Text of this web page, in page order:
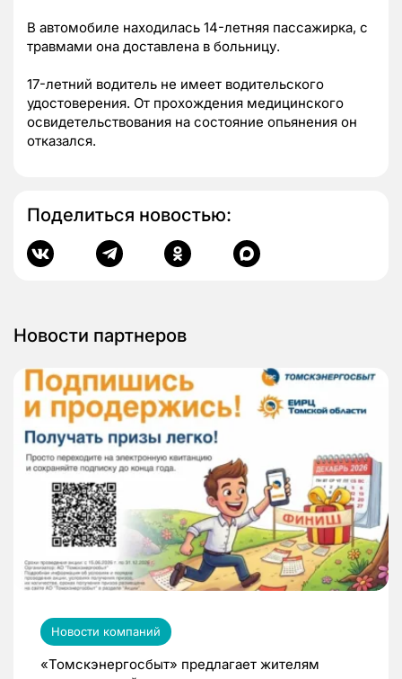
В автомобиле находилась 14-летняя пассажирка, с
травмами она доставлена в больницу.
17-летний водитель не имеет водительского
удостоверения. От прохождения медицинского
освидетельствования на состояние опьянения он
отказался.
Поделиться новостью:
Новости партнеров
Новости компаний
«Томскэнергосбыт» предлагает жителям